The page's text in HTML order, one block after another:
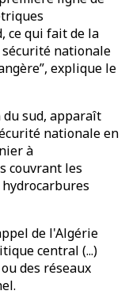
ce qui fait de la
nationale
explique le
sud, apparaît
nationale en
à
couvrant les
de l'Algérie
central (...)
des réseaux